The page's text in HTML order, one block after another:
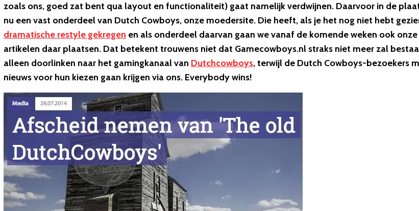
zoals ons, goed zat bent qua layout en functionaliteit) gaat namelijk verdwijnen. Daarvoor in de
nu een vast onderdeel van Dutch Cowboys, onze moedersite. Die heeft, als je het nog niet hebt
dramatische restyle gekregen en als onderdeel daarvan gaan we vanaf de komende weken ook
artikelen daar plaatsen. Dat betekent trouwens niet dat Gamecowboys.nl straks niet meer zal
alleen doorlinken naar het gamingkanaal van Dutchcowboys, terwijl de Dutch Cowboys-bezoekers
nieuws voor hun kiezen gaan krijgen via ons. Everybody wins!